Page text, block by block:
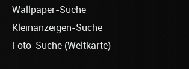
Wallpaper-Suche
Kleinanzeigen-Suche
Foto-Suche (Weltkarte)